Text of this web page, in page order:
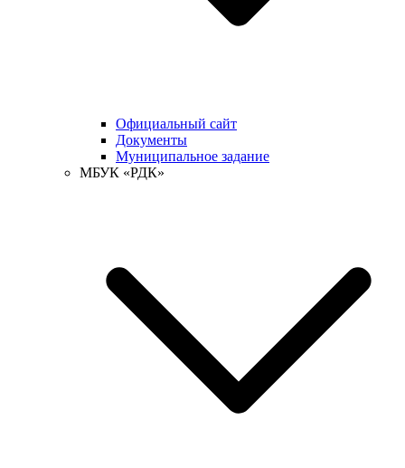
Официальный сайт
Документы
Муниципальное задание
МБУК «РДК»